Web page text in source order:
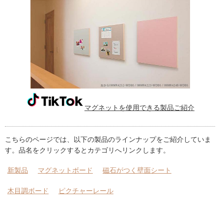
マグネットを使用できる製品ご紹介
こちらのページでは、以下の製品のラインナップをご紹介していま
す。品名をクリックするとカテゴリへリンクします。
新製品 マグネットボード 磁石がつく壁面シート
木目調ボード ピクチャーレール